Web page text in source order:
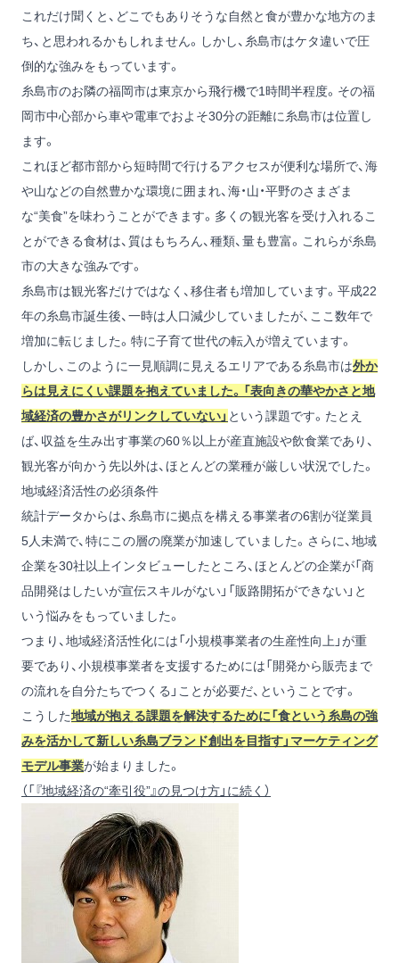
これだけ聞くと、どこでもありそうな自然と食が豊かな地方のま
ち、と思われるかもしれません。しかし、糸島市はケタ違いで圧
倒的な強みをもっています。
糸島市のお隣の福岡市は東京から飛行機で1時間半程度。その福
岡市中心部から車や電車でおよそ30分の距離に糸島市は位置し
ます。
これほど都市部から短時間で行けるアクセスが便利な場所で、海
や山などの自然豊かな環境に囲まれ、海・山・平野のさまざま
な“美食”を味わうことができます。多くの観光客を受け入れるこ
とができる食材は、質はもちろん、種類、量も豊富。これらが糸島
市の大きな強みです。
糸島市は観光客だけではなく、移住者も増加しています。平成22
年の糸島市誕生後、一時は人口減少していましたが、ここ数年で
増加に転じました。特に子育て世代の転入が増えています。
しかし、このように一見順調に見えるエリアである糸島市は外か
らは見えにくい課題を抱えていました。「表向きの華やかさと地
域経済の豊かさがリンクしていない」 という課題です。たとえ
ば、収益を生み出す事業の60％以上が産直施設や飲食業であり、
観光客が向かう先以外は、ほとんどの業種が厳しい状況でした。
地域経済活性の必須条件
統計データからは、糸島市に拠点を構える事業者の6割が従業員
5人未満で、特にこの層の廃業が加速していました。さらに、地域
企業を30社以上インタビューしたところ、ほとんどの企業が「商
品開発はしたいが宣伝スキルがない」「販路開拓ができない」と
いう悩みをもっていました。
つまり、地域経済活性化には「小規模事業者の生産性向上」が重
要であり、小規模事業者を支援するためには「開発から販売まで
の流れを自分たちでつくる」ことが必要だ、ということです。
こうした地域が抱える課題を解決するために「食という糸島の強
みを活かして新しい糸島ブランド創出を目指す」マーケティング
モデル事業が始まりました。
（「『地域経済の“牽引役”』の見つけ方」に続く）